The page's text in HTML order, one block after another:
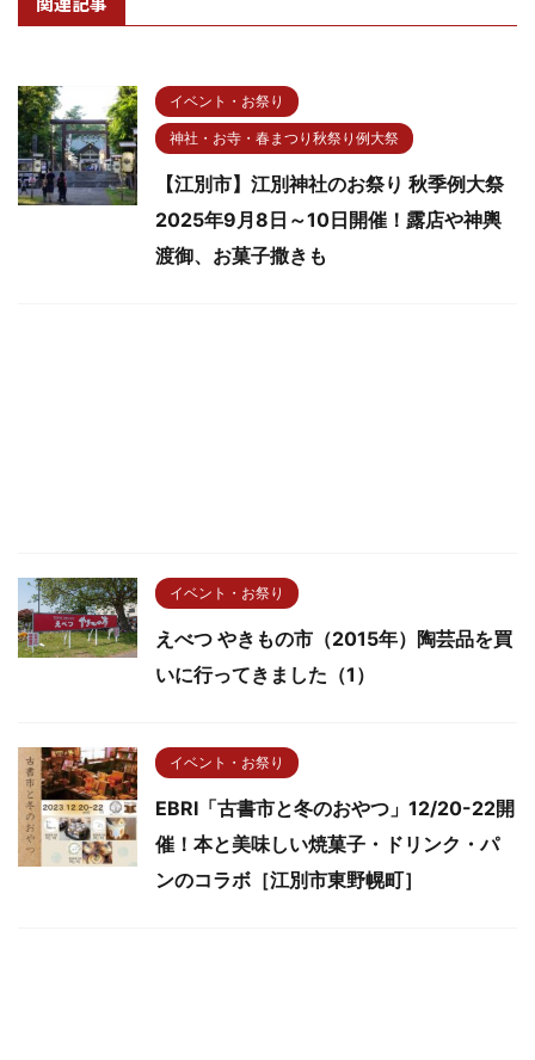
イベント・お祭り
神社・お寺・春まつり秋祭り例大祭
【江別市】江別神社のお祭り 秋季例大祭
2025年9月8日～10日開催！露店や神輿
渡御、お菓子撒きも
イベント・お祭り
えべつ やきもの市（2015年）陶芸品を買
いに行ってきました（1）
イベント・お祭り
EBRI「古書市と冬のおやつ」12/20-22開
催！本と美味しい焼菓子・ドリンク・パ
ンのコラボ［江別市東野幌町］